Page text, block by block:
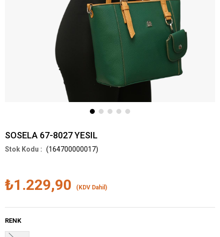
SOSELA 67-8027 YESIL
(164700000017)
₺1.229,90 (KDV Dahil)
RENK